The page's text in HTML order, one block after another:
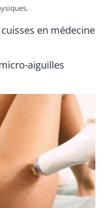
en médecine
aiguilles